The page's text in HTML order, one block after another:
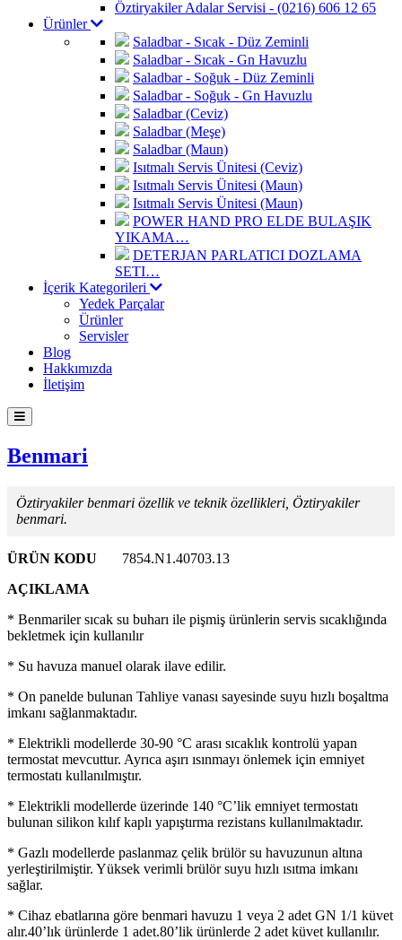
Öztiryakiler Adalar Servisi - (0216) 606 12 65
Ürünler
Saladbar - Sıcak - Düz Zeminli
Saladbar - Sıcak - Gn Havuzlu
Saladbar - Soğuk - Düz Zeminli
Saladbar - Soğuk - Gn Havuzlu
Saladbar (Ceviz)
Saladbar (Meşe)
Saladbar (Maun)
Isıtmalı Servis Ünitesi (Ceviz)
Isıtmalı Servis Ünitesi (Maun)
Isıtmalı Servis Ünitesi (Maun)
POWER HAND PRO ELDE BULAŞIK
YIKAMA…
DETERJAN PARLATICI DOZLAMA
SETI…
İçerik Kategorileri
Yedek Parçalar
Ürünler
Servisler
Blog
Hakkımızda
İletişim
Benmari
Öztiryakiler benmari özellik ve teknik özellikleri, Öztiryakiler
benmari.
ÜRÜN KODU
7854.N1.40703.13
AÇIKLAMA
* Benmariler sıcak su buharı ile pişmiş ürünlerin servis sıcaklığında
bekletmek için kullanılır
* Su havuza manuel olarak ilave edilir.
* On panelde bulunan Tahliye vanası sayesinde suyu hızlı boşaltma
imkanı sağlanmaktadır.
* Elektrikli modellerde 30-90 °C arası sıcaklık kontrolü yapan
termostat mevcuttur. Ayrıca aşırı ısınmayı önlemek için emniyet
termostatı kullanılmıştır.
* Elektrikli modellerde üzerinde 140 °C’lik emniyet termostatı
bulunan silikon kılıf kaplı yapıştırma rezistans kullanılmaktadır.
* Gazlı modellerde paslanmaz çelik brülör su havuzunun altına
yerleştirilmiştir. Yüksek verimli brülör suyu hızlı ısıtma imkanı
sağlar.
* Cihaz ebatlarına göre benmari havuzu 1 veya 2 adet GN 1/1 küvet
alır.40’lık ürünlerde 1 adet.80’lik ürünlerde 2 adet küvet kullanılır.